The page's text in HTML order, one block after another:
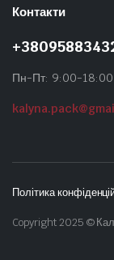
Контакти
Пн-Пт: 9:00-18:00
Політика
Copyright 2025 ©